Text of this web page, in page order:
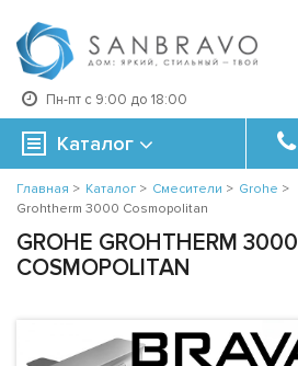
Пн-пт с 9:00 до 18:00
Каталог
Главная > Каталог > Смесители > Grohe >
Grohtherm 3000 Cosmopolitan
GROHE GROHTHERM 3000
COSMOPOLITAN